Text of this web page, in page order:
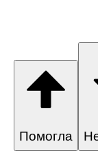
Помогла